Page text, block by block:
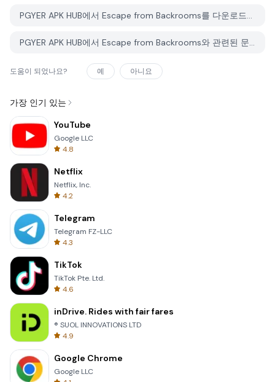
PGYER APK HUB에서 Escape from Backrooms를 다운로드하려면 계정이 필요한가요?
PGYER APK HUB에서 Escape from Backrooms와 관련된 문제를 신고하는 방법은 무엇인가요?
도움이 되었나요? 예 아니요
가장 인기 있는
YouTube
Google LLC
4.8
Netflix
Netflix, Inc.
4.2
Telegram
Telegram FZ-LLC
4.3
TikTok
TikTok Pte. Ltd.
4.6
inDrive. Rides with fair fares
® SUOL INNOVATIONS LTD
4.9
Google Chrome
Google LLC